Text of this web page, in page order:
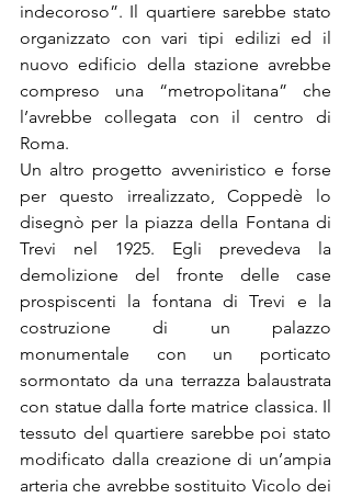
indecoroso”. Il quartiere sarebbe stato
organizzato con vari tipi edilizi ed il
nuovo edificio della stazione avrebbe
compreso una “metropolitana” che
l’avrebbe collegata con il centro di
Roma.
Un altro progetto avveniristico e forse
per questo irrealizzato, Coppedè lo
disegnò per la piazza della Fontana di
Trevi nel 1925. Egli prevedeva la
demolizione del fronte delle case
prospiscenti la fontana di Trevi e la
costruzione di un palazzo
monumentale con un porticato
sormontato da una terrazza balaustrata
con statue dalla forte matrice classica. Il
tessuto del quartiere sarebbe poi stato
modificato dalla creazione di un’ampia
arteria che avrebbe sostituito Vicolo dei